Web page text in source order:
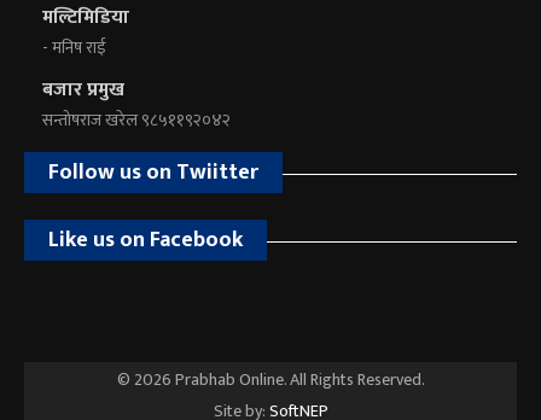
मल्टिमिडिया
- मनिष राई
बजार प्रमुख
सन्तोषराज खरेल ९८५११९२०४२
Follow us on Twiitter
Like us on Facebook
© 2026 Prabhab Online. All Rights Reserved.
Site by:SoftNEP